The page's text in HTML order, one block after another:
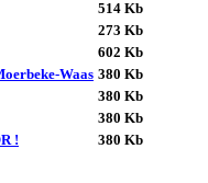
514 Kb
273 Kb
602 Kb
Waas 380 Kb
380 Kb
380 Kb
!
380 Kb